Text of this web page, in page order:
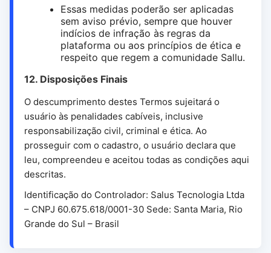
Essas medidas poderão ser aplicadas
sem aviso prévio, sempre que houver
indícios de infração às regras da
plataforma ou aos princípios de ética e
respeito que regem a comunidade Sallu.
12. Disposições Finais
O descumprimento destes Termos sujeitará o
usuário às penalidades cabíveis, inclusive
responsabilização civil, criminal e ética. Ao
prosseguir com o cadastro, o usuário declara que
leu, compreendeu e aceitou todas as condições aqui
descritas.
Identificação do Controlador: Salus Tecnologia Ltda
– CNPJ 60.675.618/0001-30 Sede: Santa Maria, Rio
Grande do Sul – Brasil